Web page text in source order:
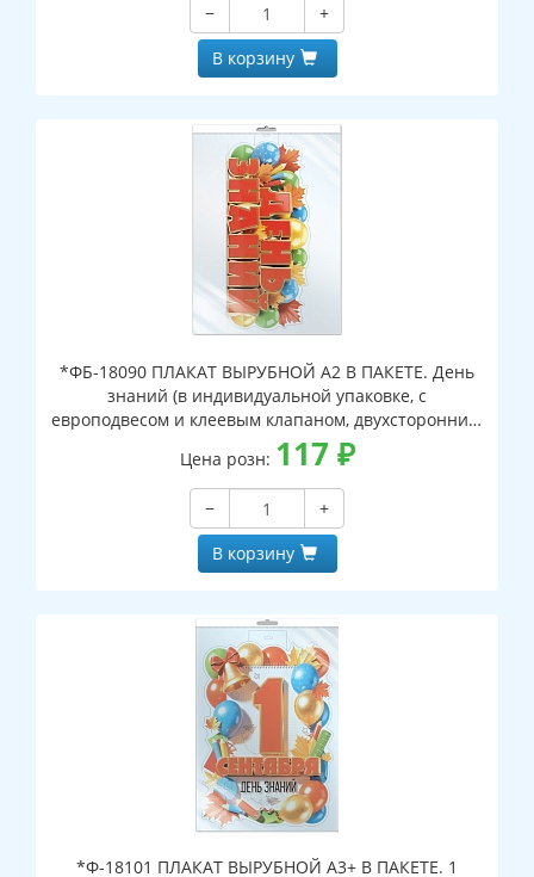
−
+
В корзину
*ФБ-18090 ПЛАКАТ ВЫРУБНОЙ А2 В ПАКЕТЕ. День
знаний (в индивидуальной упаковке, с
европодвесом и клеевым клапаном, двухсторонний,
ВД-лак)
Цена розн: 117 ₽
−
+
В корзину
*Ф-18101 ПЛАКАТ ВЫРУБНОЙ А3+ В ПАКЕТЕ. 1